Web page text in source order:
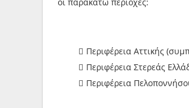
Περιφέρεια Αττικής
Περιφέρεια Στερεάς
Περιφέρεια